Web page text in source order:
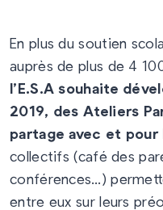
En plus du soutien
auprès de plus de 4
l’E.S.A souhaite
2019, des Ateliers
partage avec et pour
collectifs (café des
conférences…)
entre eux sur leurs